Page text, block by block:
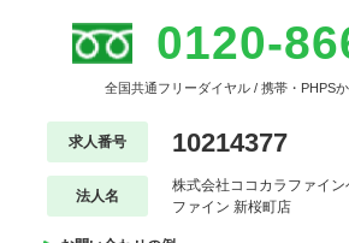
0120-
全国共通フリーダイヤル / 携帯・PHPS
求人番号 10214377
法人名
株式会社ココカラファイ
ファイン 新桜町店